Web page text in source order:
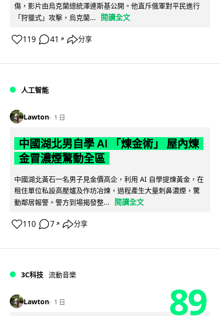
傷，影片由烏克蘭總統澤連斯基公開。他直斥俄軍對平民進行
「狩獵式」攻擊，烏克蘭...
閱讀全文
119 41 ↗ 分享
人工智能
Lawton 1 日
中國湖北男自學 AI 「煉金術」 屋內煉
金冒濃煙驚動全區
中國湖北黃石一名男子見金價高企，利用 AI 自學提煉黃金，在
租住單位私設高壓爐及作坊冶煉，過程產生大量刺鼻濃煙，驚
動鄰居報警。警方到場揭發整...
閱讀全文
110 7 ↗ 分享
3C科技 流動音樂
Lawton 1 日 89